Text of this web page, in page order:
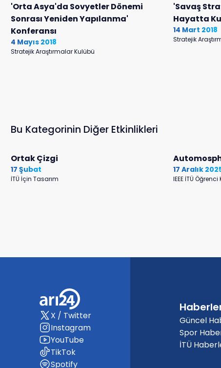
'Orta Asya'da Sovyetler Dönemi
Sonrası Yeniden Yapılanma'
Konferansı
4 Mayıs 2018
Stratejik Araştırmalar Kulübü
'Savaş
Hayatta
14 Mart 2018
Stratejik
Bu Kategorinin Diğer Etkinlikleri
Ortak Çizgi
17 Şubat
İTÜ İçin Tasarım
17 Aralık
IEEE İTÜ Öğrenci
X / Twitter
Instagram
YouTube
TikTok
Spotify
Güncel
Spor
İTÜ